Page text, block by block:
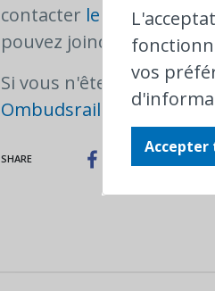
contacter le service
pouvez joindre Securail
Si vous n'êtes pas
Ombudsrail et nous
SHARE
vos
Accepter